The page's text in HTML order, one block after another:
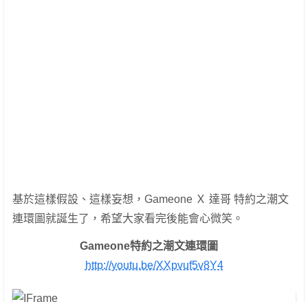
基於這樣假設、這樣妄想，Gameone Ｘ 達哥 特約之潮文
連環圖就誕生了，希望大家看完後能會心微笑。
Gameone特約之潮文連環圖
http://youtu.be/XXpvuf5v8Y4